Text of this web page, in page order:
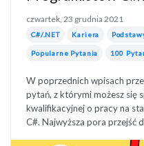
czwartek, 23 grudnia 2021
C#/.NET Kariera
Popularne Pytania 100
W poprzednich wpisach
pytań, z którymi możesz się
kwalifikacyjnej o pracy na
C#. Najwyższa pora przejść